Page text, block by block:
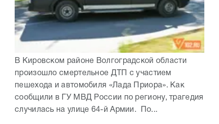
В Кировском районе Волгоградской области
произошло смертельное ДТП с участием
пешехода и автомобиля «Лада Приора». Как
сообщили в ГУ МВД России по региону, трагедия
случилась на улице 64-й Армии. По...